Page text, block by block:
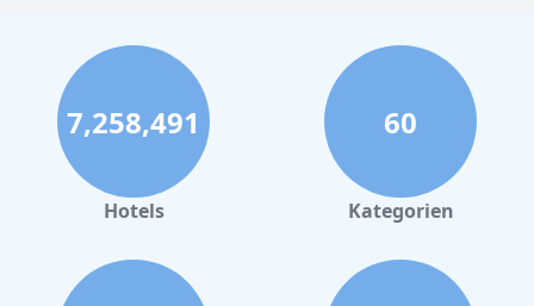
7,258,491
Hotels
60
Kategorien